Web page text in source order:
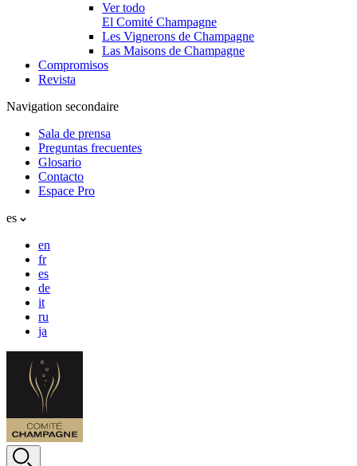
Ver todo
El Comité Champagne
Les Vignerons de Champagne
Las Maisons de Champagne
Compromisos
Revista
Navigation secondaire
Sala de prensa
Preguntas frecuentes
Glosario
Contacto
Espace Pro
es
en
fr
es
de
it
ru
ja